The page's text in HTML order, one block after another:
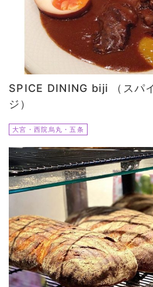
SPICE DINING biji （スパ
ジ）
大宮・西院烏丸・五条